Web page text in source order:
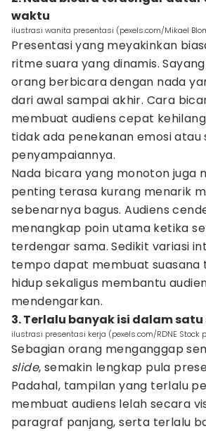
waktu
ilustrasi wanita presentasi (pexels.com/Mikael
Presentasi yang meyakinkan
ritme suara yang dinamis.
orang berbicara dengan nada
dari awal sampai akhir. Cara
membuat audiens cepat
tidak ada penekanan emosi
penyampaiannya.
Nada bicara yang monoton juga
penting terasa kurang menarik
sebenarnya bagus. Audiens
menangkap poin utama ketika
terdengar sama. Sedikit variasi
tempo dapat membuat suasana
hidup sekaligus membantu
mendengarkan.
3. Terlalu banyak isi dalam satu
ilustrasi presentasi kerja (pexels.com/RDNE Stock
Sebagian orang menganggap
slide, semakin lengkap pula
Padahal, tampilan yang terlalu
membuat audiens lelah secara
paragraf panjang, serta terlalu